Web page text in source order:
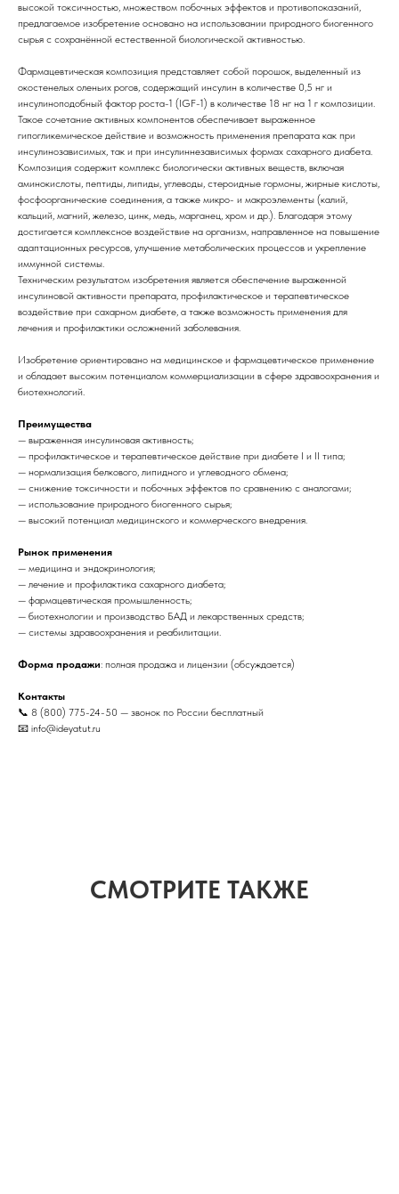
высокой токсичностью, множеством побочных эффектов и противопоказаний,
предлагаемое изобретение основано на использовании природного биогенного
сырья с сохранённой естественной биологической активностью.
Фармацевтическая композиция представляет собой порошок, выделенный из
окостенелых оленьих рогов, содержащий инсулин в количестве 0,5 нг и
инсулиноподобный фактор роста-1 (IGF-1) в количестве 18 нг на 1 г композиции.
Такое сочетание активных компонентов обеспечивает выраженное
гипогликемическое действие и возможность применения препарата как при
инсулинозависимых, так и при инсулиннезависимых формах сахарного диабета.
Композиция содержит комплекс биологически активных веществ, включая
аминокислоты, пептиды, липиды, углеводы, стероидные гормоны, жирные кислоты,
фосфоорганические соединения, а также микро- и макроэлементы (калий,
кальций, магний, железо, цинк, медь, марганец, хром и др.). Благодаря этому
достигается комплексное воздействие на организм, направленное на повышение
адаптационных ресурсов, улучшение метаболических процессов и укрепление
иммунной системы.
Техническим результатом изобретения является обеспечение выраженной
инсулиновой активности препарата, профилактическое и терапевтическое
воздействие при сахарном диабете, а также возможность применения для
лечения и профилактики осложнений заболевания.
Изобретение ориентировано на медицинское и фармацевтическое применение
и обладает высоким потенциалом коммерциализации в сфере здравоохранения и
биотехнологий.
Преимущества
— выраженная инсулиновая активность;
— профилактическое и терапевтическое действие при диабете I и II типа;
— нормализация белкового, липидного и углеводного обмена;
— снижение токсичности и побочных эффектов по сравнению с аналогами;
— использование природного биогенного сырья;
— высокий потенциал медицинского и коммерческого внедрения.
Рынок применения
— медицина и эндокринология;
— лечение и профилактика сахарного диабета;
— фармацевтическая промышленность;
— биотехнологии и производство БАД и лекарственных средств;
— системы здравоохранения и реабилитации.
Форма продажи: полная продажа и лицензии (обсуждается)
Контакты
📞 8 (800) 775-24-50 — звонок по России бесплатный
📧 info@ideyatut.ru
СМОТРИТЕ ТАКЖЕ